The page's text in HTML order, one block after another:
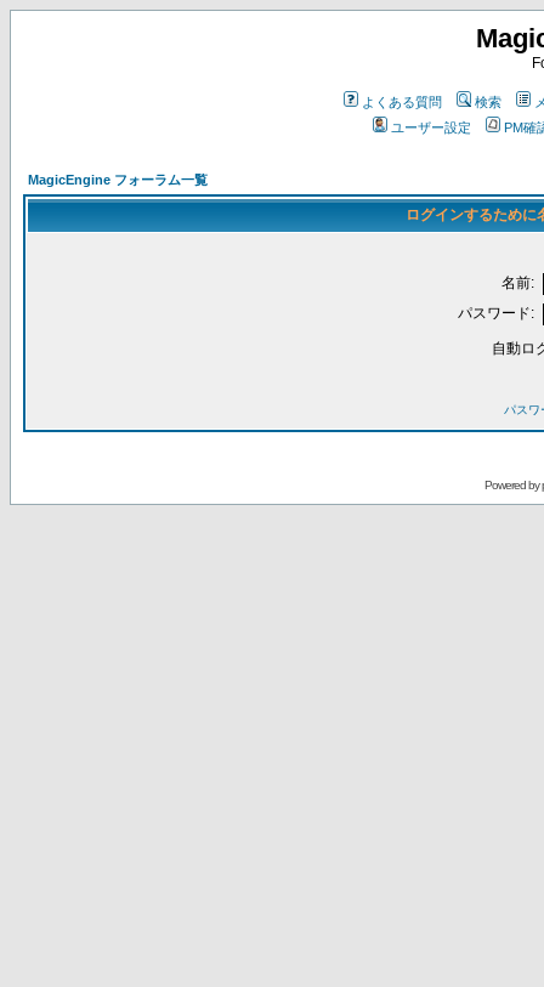
よくある質問 検索
ユーザー設定
PM確
MagicEngine フォーラム一覧
ログインするために
名前:
パスワード:
自動ロ
パスワ
Powered by